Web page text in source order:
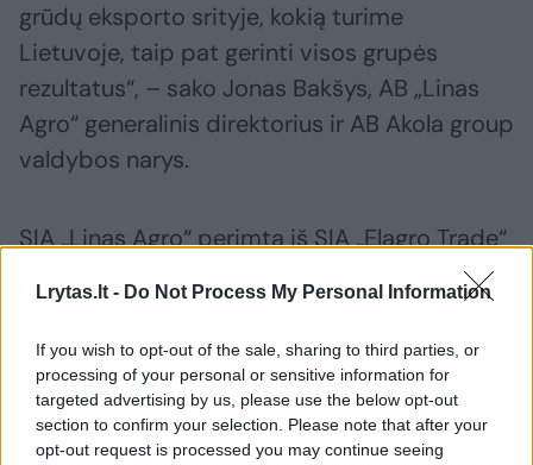
Lrytas.lt - Do Not Process My Personal Information
If you wish to opt-out of the sale, sharing to third parties, or
processing of your personal or sensitive information for
targeted advertising by us, please use the below opt-out
section to confirm your selection. Please note that after your
opt-out request is processed you may continue seeing
grūdų eksporto srityje, kokią turime
Lietuvoje, taip pat gerinti visos grupės
rezultatus“, – sako Jonas Bakšys, AB „Linas
Agro“ generalinis direktorius ir AB Akola group
valdybos narys.
SIA „Linas Agro“ perimta iš SIA „Elagro Trade“
elevatorius Elejos, Jekabpilio ir Skultės
miestuose – tai leis išplėsti bendrus grūdų
saugojimo pajėgumus iki 161 tūkst. tonų.
Bendrovė taip pat įsigijo dengtus sėklų, trąšų
ir augalų apsaugos produktų sandėlius bei